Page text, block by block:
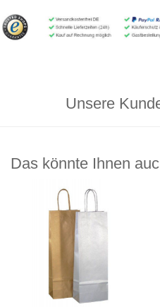
Unsere
Das könnte Ihnen